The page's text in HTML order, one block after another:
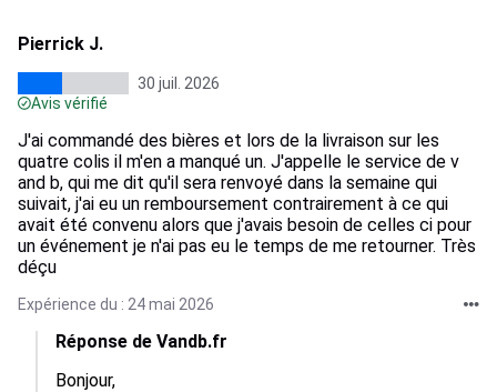
Pierrick J.
30 juil. 2026
Avis vérifié
J'ai commandé des bières et lors de la livraison sur les
quatre colis il m'en a manqué un. J'appelle le service de v
and b, qui me dit qu'il sera renvoyé dans la semaine qui
suivait, j'ai eu un remboursement contrairement à ce qui
avait été convenu alors que j'avais besoin de celles ci pour
un événement je n'ai pas eu le temps de me retourner. Très
déçu
Expérience du : 24 mai 2026
Réponse de Vandb.fr
Bonjour,